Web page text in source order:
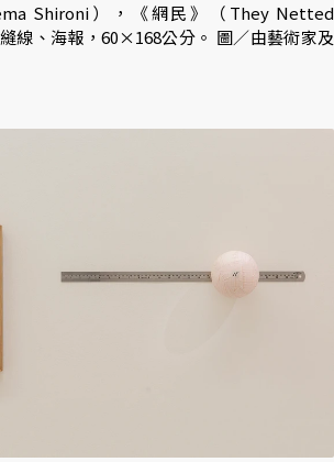
Shironi），《網民》（They Netted
線、海報，60×168公分。 圖／由藝術家及